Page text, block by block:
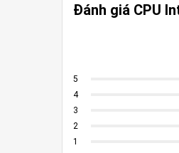
Đánh giá CPU
5
4
3
2
1